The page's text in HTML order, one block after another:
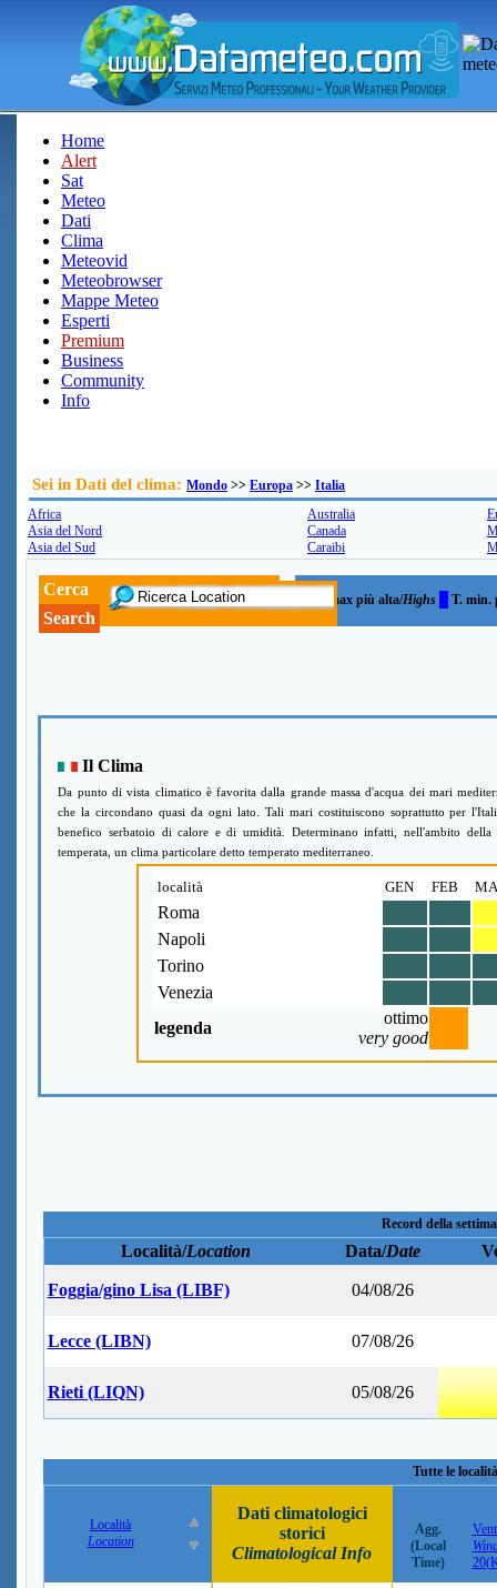
Home
Alert
Sat
Meteo
Dati
Clima
Meteovid
Meteobrowser
Mappe Meteo
Esperti
Premium
Business
Community
Info
Sei in Dati del clima: Mondo >> Europa >> Italia
Africa
Asia del Nord
Asia del Sud
Australia
Canada
Caraibi
Cerca
Search
T. max più alta/Highs T. min.
Il Clima
Da punto di vista climatico è favorita dalla grande massa d'acqua dei mari
che la circondano quasi da ogni lato. Tali mari costituiscono soprattutto per
benefico serbatoio di calore e di umidità. Determinano infatti, nell'ambito della
temperata, un clima particolare detto temperato mediterraneo.
località GEN FEB
Roma
Napoli
Torino
Venezia
legenda
ottimo
very good
Record della
Località/Location Data/Date
Foggia/gino Lisa (LIBF) 04/08/26
Lecce (LIBN) 07/08/26
Rieti (LIQN) 05/08/26
Tutte le
Località
Location
Dati climatologici
storici
Climatological Info
Agg.
(Local
Time)